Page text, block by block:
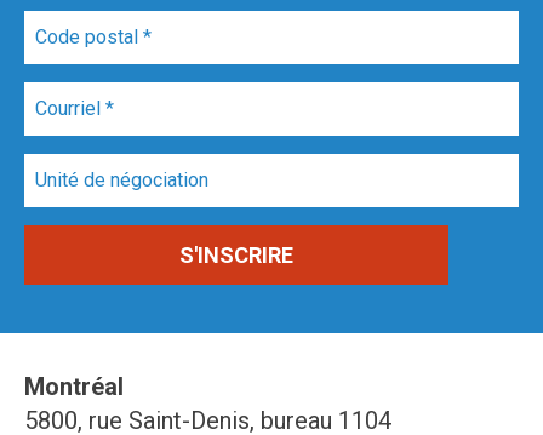
Montréal
5800, rue Saint-Denis, bureau 1104